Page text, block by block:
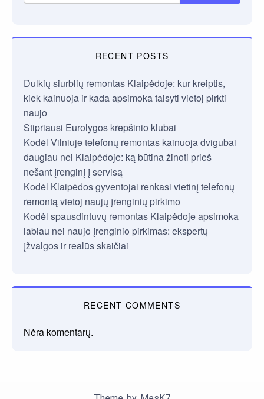
RECENT POSTS
Dulkių siurblių remontas Klaipėdoje: kur kreiptis,
kiek kainuoja ir kada apsimoka taisyti vietoj pirkti
naujo
Stipriausi Eurolygos krepšinio klubai
Kodėl Vilniuje telefonų remontas kainuoja dvigubai
daugiau nei Klaipėdoje: ką būtina žinoti prieš
nešant įrenginį į servisą
Kodėl Klaipėdos gyventojai renkasi vietinį telefonų
remontą vietoj naujų įrenginių pirkimo
Kodėl spausdintuvų remontas Klaipėdoje apsimoka
labiau nei naujo įrenginio pirkimas: ekspertų
įžvalgos ir realūs skaičiai
RECENT COMMENTS
Nėra komentarų.